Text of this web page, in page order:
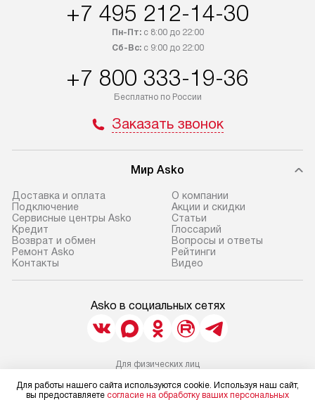
+7 495 212-14-30
Пн-Пт:с 8:00 до 22:00
Сб-Вс:с 9:00 до 22:00
+7 800 333-19-36
Бесплатно по России
Заказать звонок
Мир Asko
Доставка и оплата
Подключение
Сервисные центры Asko
Кредит
Возврат и обмен
Ремонт Asko
Контакты
О компании
Акции и скидки
Статьи
Глоссарий
Вопросы и ответы
Рейтинги
Видео
Asko в социальных сетях
Для физических лиц
Для юридических лиц
Для работы нашего сайта используются cookie. Используя наш сайт,
вы предоставляете согласие на обработку ваших персональных